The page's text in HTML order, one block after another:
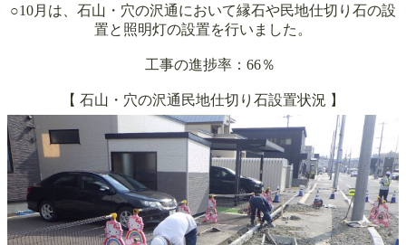
○10月は、石山・穴の沢通において縁石や民地仕切り石の設
置と照明灯の設置を行いました。
工事の進捗率：66％
【 石山・穴の沢通民地仕切り石設置状況 】